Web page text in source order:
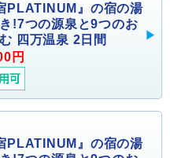
PLATINUM』の宿の湯
!7つの源泉と9つのお
四万温泉 2日間
円
PLATINUM』の宿の湯